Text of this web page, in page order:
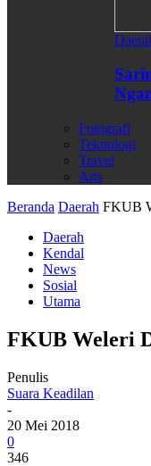
Fotografi
Teknologi
Travel
Arts
Beranda Daerah FKUB
Daerah
Kendal
News
Sosial
Utama
FKUB Weleri
Penulis
Suara Keadilan
-
20 Mei 2018
0
346